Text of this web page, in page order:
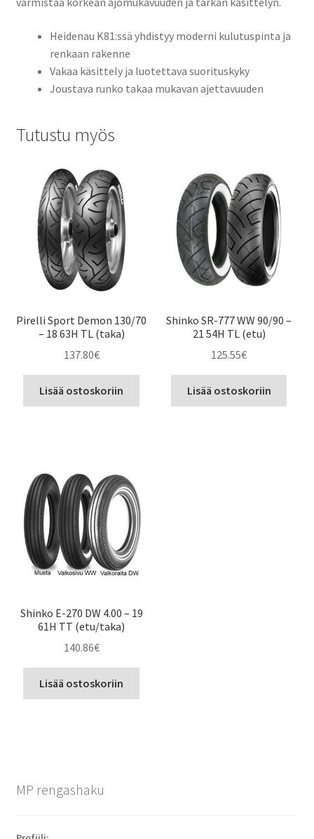
Heidenau K81:ssä yhdistyy moderni kulutuspinta ja
renkaan rakenne
Vakaa käsittely ja luotettava suorituskyky
Joustava runko takaa mukavan ajettavuuden
Tutustu myös
Pirelli Sport Demon 130/70
– 18 63H TL (taka)
137.80€
Lisää ostoskoriin
Shinko SR-777 WW 90/90 –
21 54H TL (etu)
125.55€
Lisää ostoskoriin
Shinko E-270 DW 4.00 – 19
61H TT (etu/taka)
140.86€
Lisää ostoskoriin
MP rengashaku